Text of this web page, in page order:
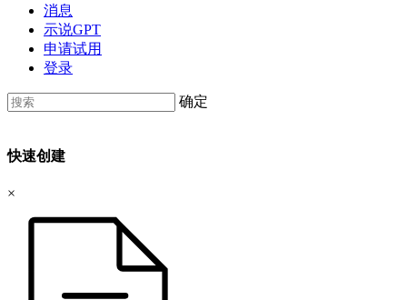
消息
示说GPT
申请试用
登录
确定
快速创建
×